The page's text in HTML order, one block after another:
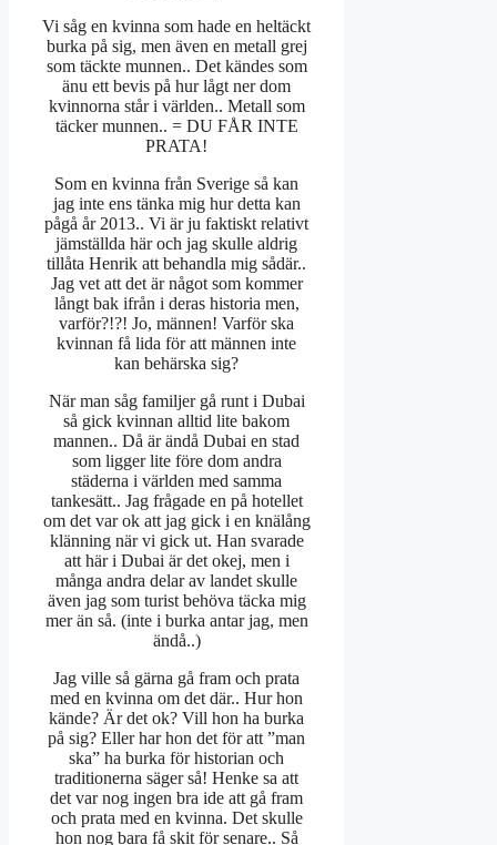
Vi såg en kvinna som hade en heltäckt
burka på sig, men även en metall grej
som täckte munnen.. Det kändes som
änu ett bevis på hur lågt ner dom
kvinnorna står i världen.. Metall som
täcker munnen.. = DU FÅR INTE
PRATA!
Som en kvinna från Sverige så kan
jag inte ens tänka mig hur detta kan
pågå år 2013.. Vi är ju faktiskt relativt
jämställda här och jag skulle aldrig
tillåta Henrik att behandla mig sådär..
Jag vet att det är något som kommer
långt bak ifrån i deras historia men,
varför?!?! Jo, männen! Varför ska
kvinnan få lida för att männen inte
kan behärska sig?
När man såg familjer gå runt i Dubai
så gick kvinnan alltid lite bakom
mannen.. Då är ändå Dubai en stad
som ligger lite före dom andra
städerna i världen med samma
tankesätt.. Jag frågade en på hotellet
om det var ok att jag gick i en knälång
klänning när vi gick ut. Han svarade
att här i Dubai är det okej, men i
många andra delar av landet skulle
även jag som turist behöva täcka mig
mer än så. (inte i burka antar jag, men
ändå..)
Jag ville så gärna gå fram och prata
med en kvinna om det där.. Hur hon
kände? Är det ok? Vill hon ha burka
på sig? Eller har hon det för att ”man
ska” ha burka för historian och
traditionerna säger så! Henke sa att
det var nog ingen bra ide att gå fram
och prata med en kvinna. Det skulle
hon nog bara få skit för senare.. Så